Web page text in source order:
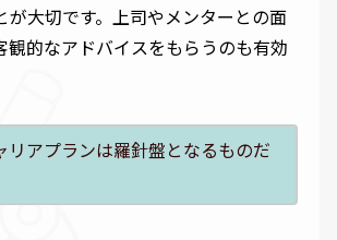
が大切です。上司やメンターとの面
観的なアドバイスをもらうのも有効
リアプランは羅針盤となるものだ